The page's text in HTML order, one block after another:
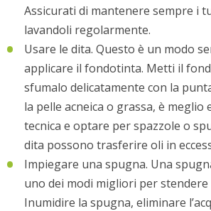
Assicurati di mantenere sempre i
lavandoli regolarmente.
Usare le dita. Questo è un modo
applicare il fondotinta. Metti il
sfumalo delicatamente con la
la pelle acneica o grassa, è meglio
tecnica e optare per spazzole o
dita possono trasferire oli in
Impiegare una spugna. Una
uno dei modi migliori per
Inumidire la spugna, eliminare